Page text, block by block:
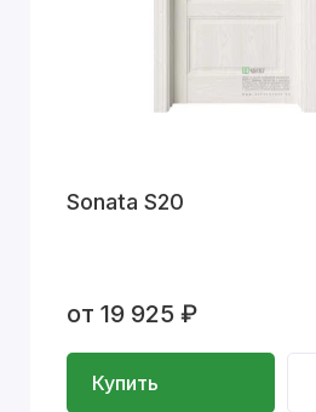
Sonata S20
от 19 925 ₽
Купить